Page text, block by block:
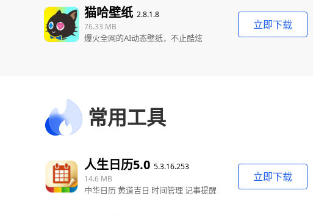
猫哈壁纸 2.8.1.8
76.33 MB
爆火全网的AI动态壁纸，不止酷炫
立即下载
常用工具
人生日历5.0 5.3.16.253
14.6 MB
中华日历 黄道吉日 时间管理 记事提醒
立即下载